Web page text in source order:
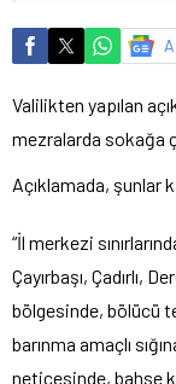
Valilikten yapılan
mezralarda sokağa
Açıklamada, şunlar
“İl merkezi
Çayırbaşı, Çadırlı,
bölgesinde, bölücü
barınma amaçlı
neticesinde, bahse